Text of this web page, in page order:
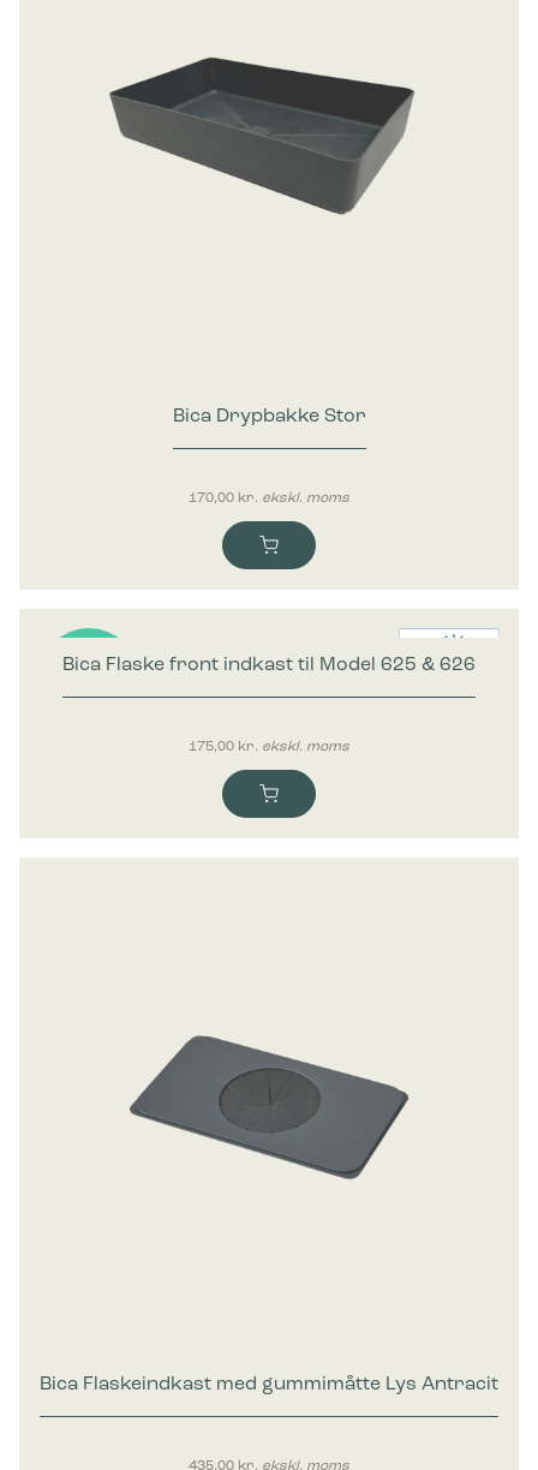
Bica Drypbakke Stor
170,00kr. ekskl. moms
Bica Flaske front indkast til Model 625 & 626
175,00kr. ekskl. moms
Bica Flaskeindkast med gummimåtte Lys Antracit